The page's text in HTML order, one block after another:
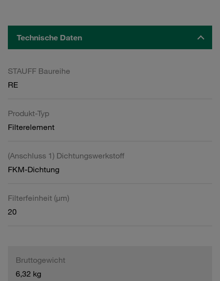
Technische Daten
STAUFF Baureihe
RE
Produkt-Typ
Filterelement
(Anschluss 1) Dichtungswerkstoff
FKM-Dichtung
Filterfeinheit (µm)
20
Bruttogewicht
6,32 kg